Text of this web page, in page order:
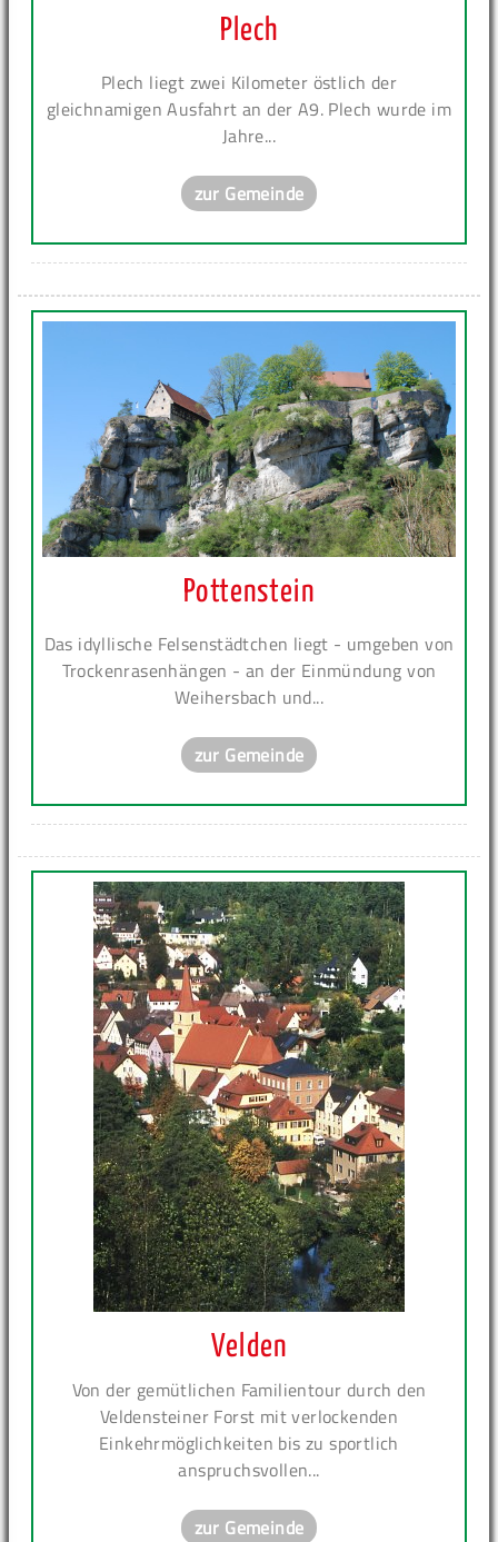
Plech
Plech liegt zwei Kilometer östlich der
gleichnamigen Ausfahrt an der A9. Plech wurde im
Jahre...
zur Gemeinde
Pottenstein
Das idyllische Felsenstädtchen liegt - umgeben von
Trockenrasenhängen - an der Einmündung von
Weihersbach und...
zur Gemeinde
Velden
Von der gemütlichen Familientour durch den
Veldensteiner Forst mit verlockenden
Einkehrmöglichkeiten bis zu sportlich
anspruchsvollen...
zur Gemeinde